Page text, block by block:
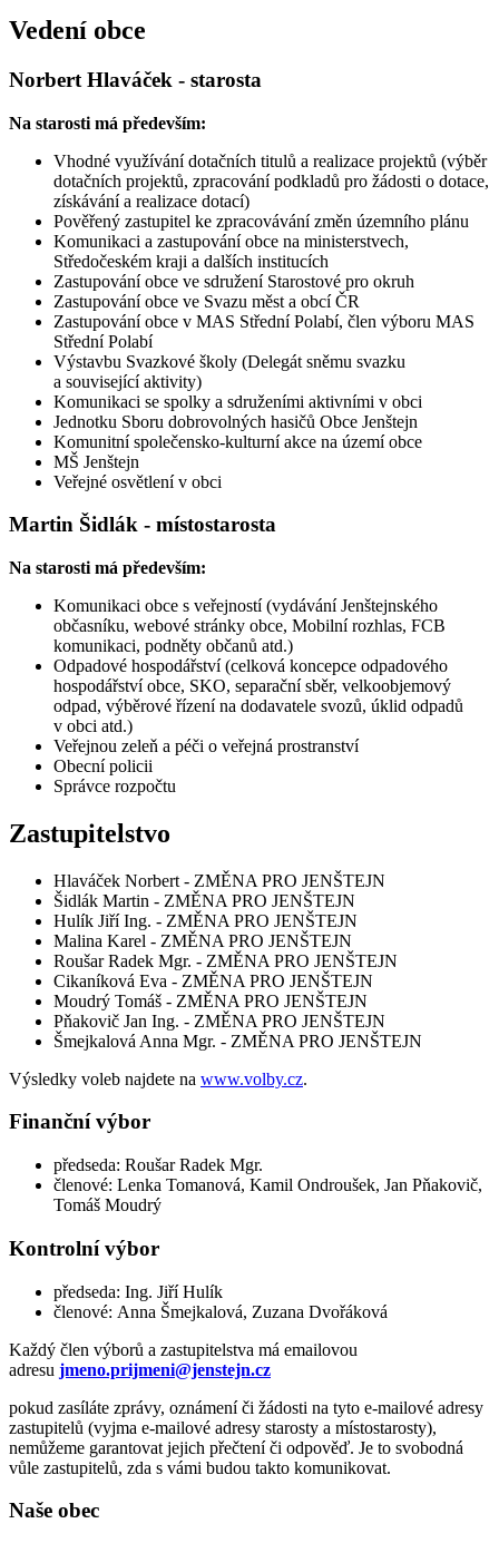
Vedení obce
Norbert Hlaváček - starosta
Na starosti má především:
Vhodné využívání dotačních titulů a realizace projektů (výběr
dotačních projektů, zpracování podkladů pro žádosti o dotace,
získávání a realizace dotací)
Pověřený zastupitel ke zpracovávání změn územního plánu
Komunikaci a zastupování obce na ministerstvech,
Středočeském kraji a dalších institucích
Zastupování obce ve sdružení Starostové pro okruh
Zastupování obce ve Svazu měst a obcí ČR
Zastupování obce v MAS Střední Polabí, člen výboru MAS
Střední Polabí
Výstavbu Svazkové školy (Delegát sněmu svazku
a související aktivity)
Komunikaci se spolky a sdruženími aktivními v obci
Jednotku Sboru dobrovolných hasičů Obce Jenštejn
Komunitní společensko-kulturní akce na území obce
MŠ Jenštejn
Veřejné osvětlení v obci
Martin Šidlák - místostarosta
Na starosti má především:
Komunikaci obce s veřejností (vydávání Jenštejnského
občasníku, webové stránky obce, Mobilní rozhlas, FCB
komunikaci, podněty občanů atd.)
Odpadové hospodářství (celková koncepce odpadového
hospodářství obce, SKO, separační sběr, velkoobjemový
odpad, výběrové řízení na dodavatele svozů, úklid odpadů
v obci atd.)
Veřejnou zeleň a péči o veřejná prostranství
Obecní policii
Správce rozpočtu
Zastupitelstvo
Hlaváček Norbert - ZMĚNA PRO JENŠTEJN
Šidlák Martin - ZMĚNA PRO JENŠTEJN
Hulík Jiří Ing. - ZMĚNA PRO JENŠTEJN
Malina Karel - ZMĚNA PRO JENŠTEJN
Roušar Radek Mgr. - ZMĚNA PRO JENŠTEJN
Cikaníková Eva - ZMĚNA PRO JENŠTEJN
Moudrý Tomáš - ZMĚNA PRO JENŠTEJN
Pňakovič Jan Ing. - ZMĚNA PRO JENŠTEJN
Šmejkalová Anna Mgr. - ZMĚNA PRO JENŠTEJN
Výsledky voleb najdete na www.volby.cz.
Finanční výbor
předseda: Roušar Radek Mgr.
členové: Lenka Tomanová, Kamil Ondroušek, Jan Pňakovič,
Tomáš Moudrý
Kontrolní výbor
předseda: Ing. Jiří Hulík
členové: Anna Šmejkalová, Zuzana Dvořáková
Každý člen výborů a zastupitelstva má emailovou
adresu jmeno.prijmeni@jenstejn.cz
pokud zasíláte zprávy, oznámení či žádosti na tyto e-mailové adresy
zastupitelů (vyjma e-mailové adresy starosty a místostarosty),
nemůžeme garantovat jejich přečtení či odpověď. Je to svobodná
vůle zastupitelů, zda s vámi budou takto komunikovat.
Naše obec